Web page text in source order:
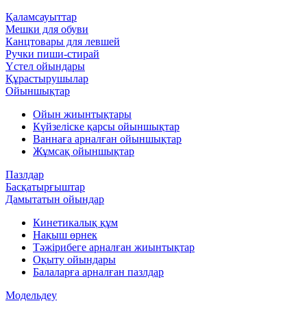
Қаламсауыттар
Мешки для обуви
Канцтовары для левшей
Ручки пиши-стирай
Үстел ойындары
Құрастырушылар
Ойыншықтар
Ойын жиынтықтары
Күйзеліске қарсы ойыншықтар
Ваннаға арналған ойыншықтар
Жұмсақ ойыншықтар
Пазлдар
Басқатырғыштар
Дамытатын ойындар
Кинетикалық құм
Нақыш өрнек
Тәжірибеге арналған жиынтықтар
Оқыту ойындары
Балаларға арналған пазлдар
Модельдеу